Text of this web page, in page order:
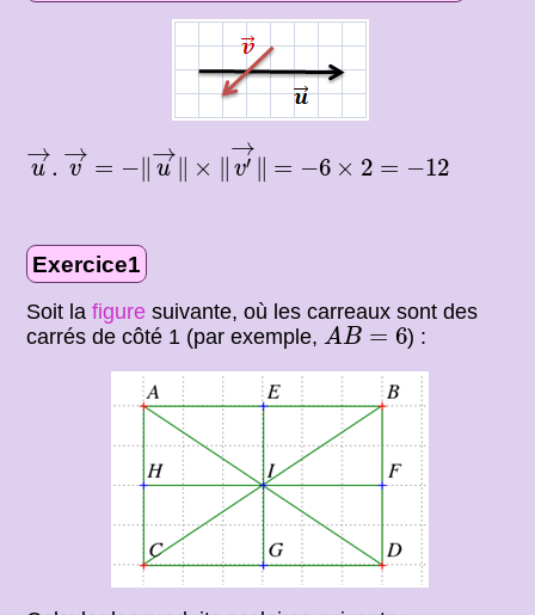
→
u . →
v
u→.v→
= −∥→
u ∥ × ∥
→
v′ ∥
→ →‖
= −6 × 2 = −12
× 2= −
Exercice1
Soit lafigure suivante, où les carreaux sont des
carrés de côté 1 (par exemple, AB = 6
AB=6 ) :